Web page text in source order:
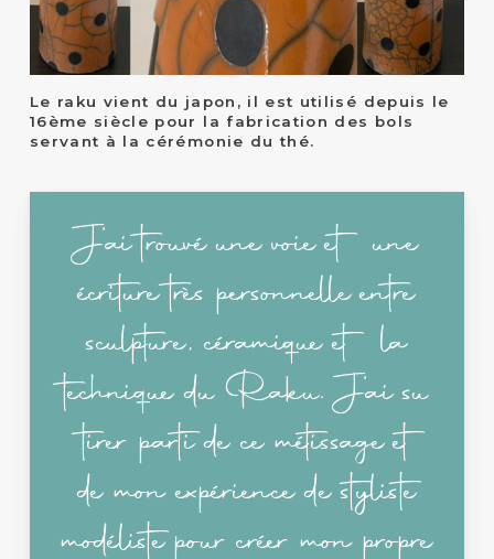
Le raku vient du japon, il est utilisé depuis le
16ème siècle pour la fabrication des bols
servant à la cérémonie du thé.
J’ai trouvé une voie et une
écriture très personnelle entre
sculpture, céramique et la
technique du Raku. J’ai su
tirer parti de ce métissage et
de mon expérience de styliste
modéliste pour créer mon propre